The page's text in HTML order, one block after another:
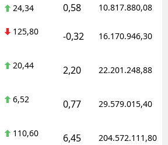
24,34 0,58 10.817.880,08
125,80 -0,32 16.170.946,30
20,44 2,20 22.201.248,88
6,52 0,77 29.579.015,40
110,60 6,45 204.572.111,80